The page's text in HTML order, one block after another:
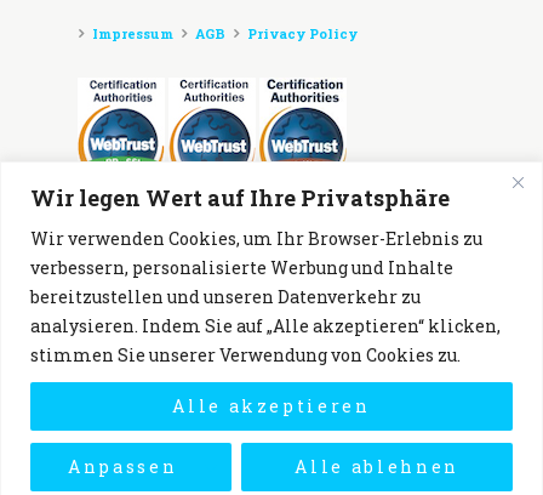
Wir legen Wert auf Ihre Privatsphäre
Wir verwenden Cookies, um Ihr Browser-Erlebnis zu
verbessern, personalisierte Werbung und Inhalte
bereitzustellen und unseren Datenverkehr zu
analysieren. Indem Sie auf „Alle akzeptieren“ klicken,
stimmen Sie unserer Verwendung von Cookies zu.
Anpassen Alle ablehnen
Alle akzeptieren
Impressum AGB Privacy Policy
Zahlungsmöglichkeiten:
Waeschekurier © 2026. All Rights Reserved.